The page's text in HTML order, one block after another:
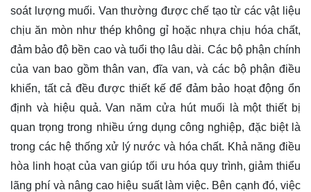
soát lượng muối. Van thường được chế tạo từ các vật liệu
chịu ăn mòn như thép không gỉ hoặc nhựa chịu hóa chất,
đảm bảo độ bền cao và tuổi thọ lâu dài. Các bộ phận chính
của van bao gồm thân van, đĩa van, và các bộ phận điều
khiển, tất cả đều được thiết kế để đảm bảo hoạt động ổn
định và hiệu quả. Van năm cửa hút muối là một thiết bị
quan trọng trong nhiều ứng dụng công nghiệp, đặc biệt là
trong các hệ thống xử lý nước và hóa chất. Khả năng điều
hòa linh hoạt của van giúp tối ưu hóa quy trình, giảm thiểu
lãng phí và nâng cao hiệu suất làm việc. Bên cạnh đó, việc